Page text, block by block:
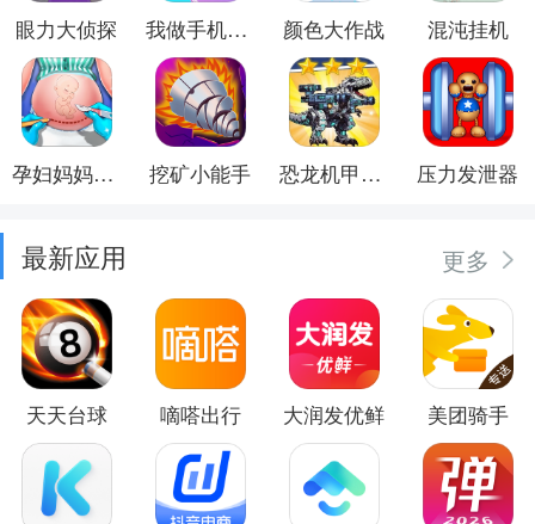
眼力大侦探 我做手机壳特好看 颜色大作战 混沌挂机
孕妇妈妈日记 挖矿小能手 恐龙机甲射手 压力发泄器
最新应用 更多
天天台球 嘀嗒出行 大润发优鲜 美团骑手